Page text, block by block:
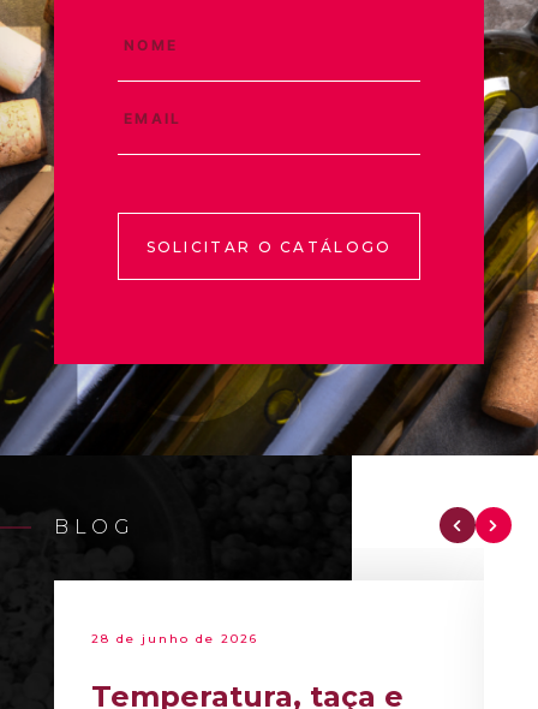
SOLICITAR O CATÁLOGO
BLOG
28 de junho de 2026
Temperatura, taça e